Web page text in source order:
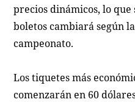
precios dinámicos, lo
boletos cambiará según
campeonato.
Los tiquetes más
comenzarán en 60